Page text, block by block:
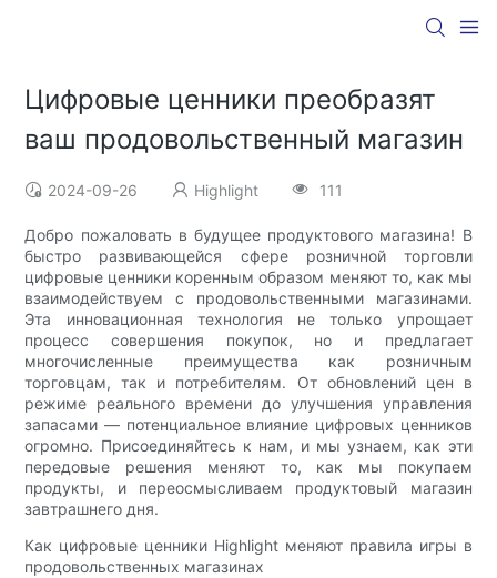
Цифровые ценники преобразят
ваш продовольственный магазин
2024-09-26 Highlight 111
Добро пожаловать в будущее продуктового магазина! В
быстро развивающейся сфере розничной торговли
цифровые ценники коренным образом меняют то, как мы
взаимодействуем с продовольственными магазинами.
Эта инновационная технология не только упрощает
процесс совершения покупок, но и предлагает
многочисленные преимущества как розничным
торговцам, так и потребителям. От обновлений цен в
режиме реального времени до улучшения управления
запасами — потенциальное влияние цифровых ценников
огромно. Присоединяйтесь к нам, и мы узнаем, как эти
передовые решения меняют то, как мы покупаем
продукты, и переосмысливаем продуктовый магазин
завтрашнего дня.
Как цифровые ценники Highlight меняют правила игры в
продовольственных магазинах